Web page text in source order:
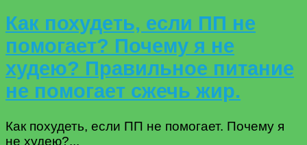
Как похудеть, если ПП не
помогает? Почему я не
худею? Правильное питание
не помогает сжечь жир.
Как похудеть, если ПП не помогает. Почему я
не худею?...